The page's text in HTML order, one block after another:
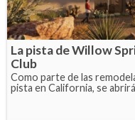
La pista de Willow
Club
Como parte de las
pista en California, se